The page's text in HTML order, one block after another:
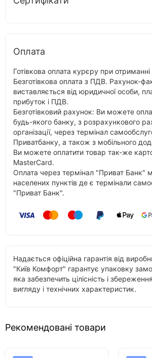
Оплата
Готівкова оплата курєру при
Безготівкова оплата з ПДВ. Рахунок-
виставляється від юридичної особи,
прибуток і ПДВ.
Безготівковий рахунок: Ви можете
будь-якого банку, з розрахункового
організації, через термінал
Приватбанку, а також з мобільного
Ви можете оплатити товар так-же
MasterCard.
Оплата через термінал "Приват Банк"
населених пунктів де є термінали
"Приват Банк".
Надається офіційна гарантія від
"Київ Комфорт" гарантує упаковку
яка забезпечить цілісність і
вигляду і технічних характеристик.
Рекомендовані товари